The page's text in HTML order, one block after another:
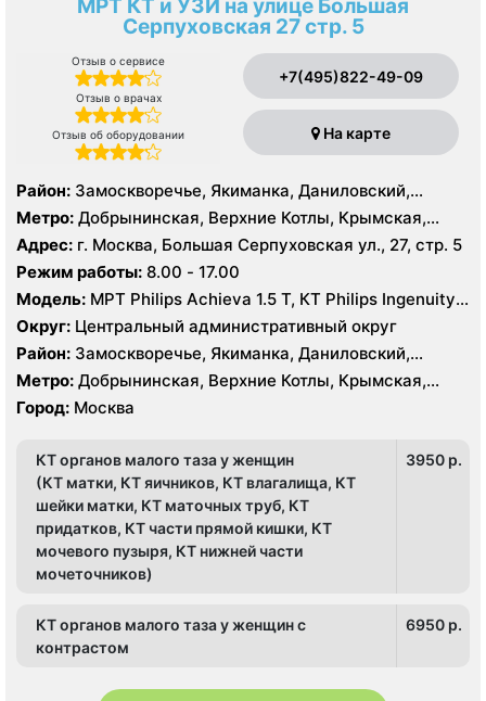
МРТ КТ и УЗИ на улице Большая
Серпуховская 27 стр. 5
Отзыв о сервисе
Отзыв о врачах
Отзыв об оборудовании
+7(495)822-49-09
На карте
Район: Замоскворечье, Якиманка, Даниловский,
Донской
Метро: Добрынинская, Верхние Котлы, Крымская,
Ленинский проспект, Новокузнецкая, Октябрьская,
Павелецкая, Полянка, Серпуховская, Третьяковская,
Тульская, Шаболовская
Адрес: г. Москва, Большая Серпуховская ул., 27, стр. 5
Режим работы: 8.00 - 17.00
Модель: МРТ Philips Achieva 1.5 T, КТ Philips Ingenuity
Elite 128 срезов, УЗИ Philips HD15 XE, GE Vivid 3 Pro
Округ: Центральный административный округ
Район: Замоскворечье, Якиманка, Даниловский,
Донской
Метро: Добрынинская, Верхние Котлы, Крымская,
Ленинский проспект, Новокузнецкая, Октябрьская,
Павелецкая, Полянка, Серпуховская, Третьяковская,
Город: Москва
КТ органов малого таза у женщин
(КТ матки, КТ яичников, КТ влагалища, КТ
шейки матки, КТ маточных труб, КТ
придатков, КТ части прямой кишки, КТ
мочевого пузыря, КТ нижней части
мочеточников)
3950 p.
КТ органов малого таза у женщин с
контрастом
6950 p.